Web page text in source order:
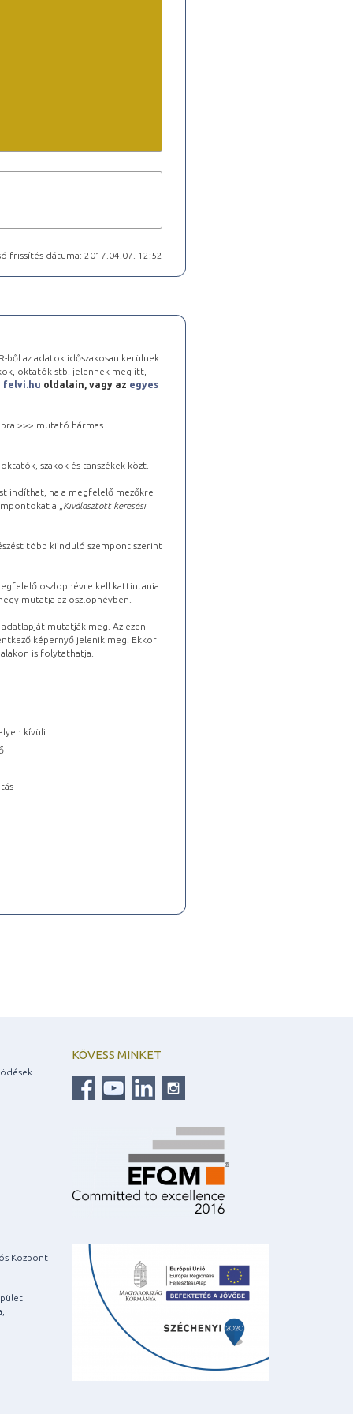
frissítés dátuma: 2017.04.07. 12:52
ből az adatok időszakosan kerülnek
oktatók stb. jelennek meg itt,
felvi.hu oldalain, vagy az egyes
>>> mutató hármas
szakok és tanszékek közt.
indíthat, ha a megfelelő mezőkre
a „ Kiválasztott keresési
több kiinduló szempont szerint
oszlopnévre kell kattintania
mutatja az oszlopnévben.
mutatják meg. Az ezen
képernyő jelenik meg. Ekkor
is folytathatja.
kívüli
Központ
KÖVESS MINKET